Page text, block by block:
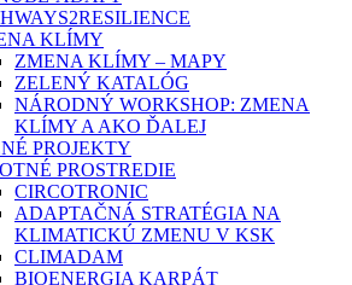
KLÍMY
ZMENA KLÍMY – MAPY
ZELENÝ KATALÓG
NÁRODNÝ WORKSHOP: ZMENA
KLÍMY A AKO ĎALEJ
PROJEKTY
PROSTREDIE
CIRCOTRONIC
ADAPTAČNÁ STRATÉGIA NA
KLIMATICKÚ ZMENU V KSK
CLIMADAM
BIOENERGIA KARPÁT